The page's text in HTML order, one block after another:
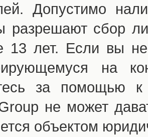
Допустимо
разрешают сбор
13 лет. Если вы
на
за помощью к
не может
объектом